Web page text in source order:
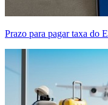
Prazo para pagar taxa do